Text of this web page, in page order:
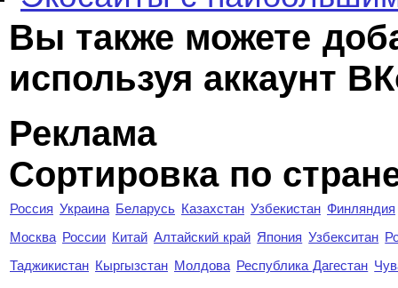
Вы также можете
используя аккаунт
Реклама
Сортировка по
Россия Украина Беларусь Казахстан Узбекистан Финляндия
Москва России Китай Алтайский край Япония Узбекситан
Таджикистан Кыргызстан Молдова Республика Дагестан